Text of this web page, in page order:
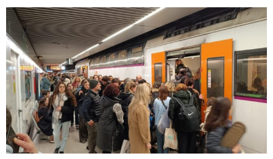
d
e
T
a